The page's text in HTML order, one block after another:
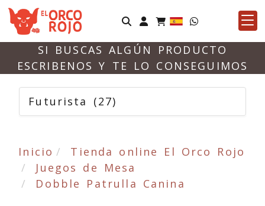
Identifícate
SI BUSCAS ALGÚN PRODUCTO
ESCRIBENOS Y TE LO CONSEGUIMOS
Futurista (27)
Inicio
Tienda online El Orco Rojo
Juegos de Mesa
Dobble Patrulla Canina